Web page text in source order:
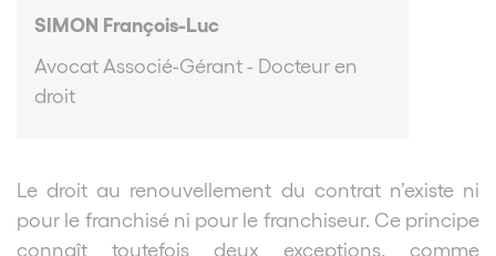
SIMON François-Luc
Avocat Associé-Gérant - Docteur en
droit
Le droit au renouvellement du contrat n’existe ni
pour le franchisé ni pour le franchiseur. Ce principe
connaît toutefois deux exceptions, comme